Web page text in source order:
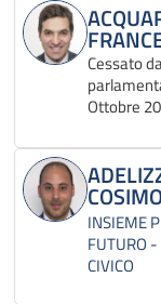
Cessato
Ottobre
INSIEME
FUTURO
CIVICO